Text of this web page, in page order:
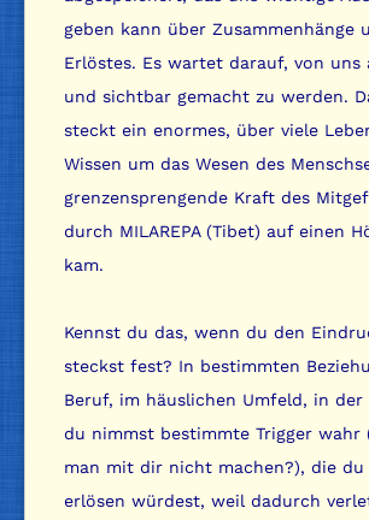
geben kann über Zusammenhänge
Erlöstes. Es wartet darauf, von uns
und sichtbar gemacht zu werden.
steckt ein enormes, über viele
Wissen um das Wesen des
grenzensprengende Kraft des
durch MILAREPA (Tibet) auf einen
kam.
Kennst du das, wenn du den
steckst fest? In bestimmten
Beruf, im häuslichen Umfeld, in der
du nimmst bestimmte Trigger wahr
man mit dir nicht machen?), die du
erlösen würdest, weil dadurch